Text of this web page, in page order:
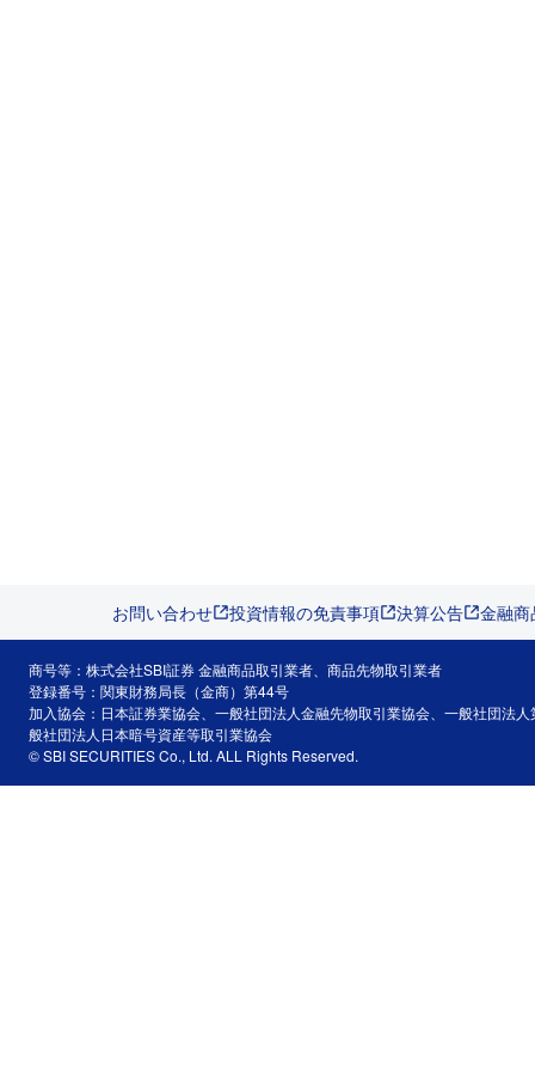
お問い合わせ 投資情報の免責事項 決算公告 金融
商号等：株式会社SBI証券 金融商品取引業者、商品先物取引業者
登録番号：関東財務局長（金商）第44号
加入協会：日本証券業協会、一般社団法人金融先物取引業協会、一般社団法
般社団法人日本暗号資産等取引業協会
© SBI SECURITIES Co., Ltd. ALL Rights Reserved.